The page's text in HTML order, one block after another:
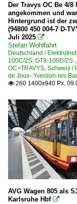
Der Travys OC Be 4/8
angekommen und
Hintergrund ist der
(94800 450 004-7 D-
Juli 2025 
Stefan Wohlfahrt
Deutschland /
100C/2S, GT8-100D/2S·
OC>TRAVYS Schweiz /
de Joux–Yverdon-les-
 260 1400x940 Px,
AVG Wagen 805 als
Karlsruhe Hbf 